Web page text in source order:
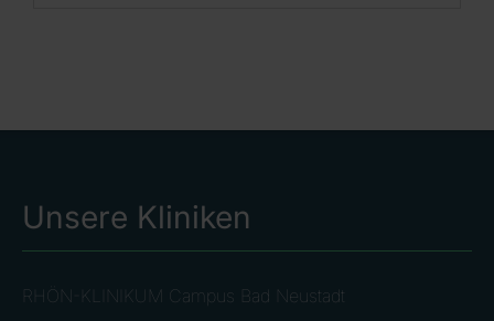
Unsere Kliniken
RHÖN-KLINIKUM Campus Bad Neustadt